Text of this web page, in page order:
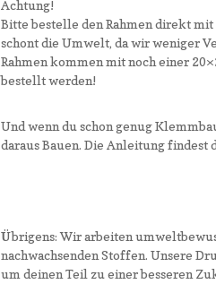
Achtung!
Bitte bestelle den Rahmen direkt
schont die Umwelt, da wir weniger
Rahmen kommen mit noch einer
bestellt werden!
Und wenn du schon genug
daraus Bauen. Die Anleitung findest
Übrigens: Wir arbeiten
nachwachsenden Stoffen. Unsere
um deinen Teil zu einer besseren